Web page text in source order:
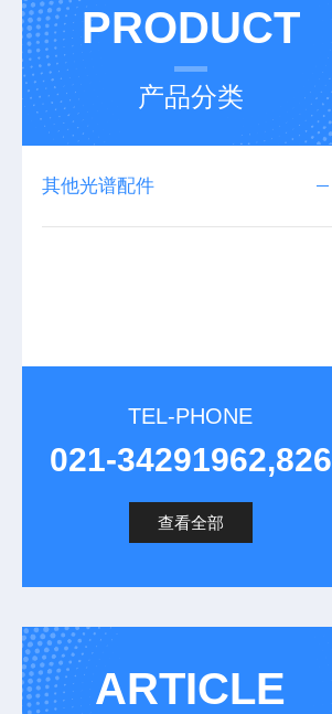
PRODUCT
产品分类
其他光谱配件
TEL-PHONE
021-34291962,826
查看全部
ARTICLE